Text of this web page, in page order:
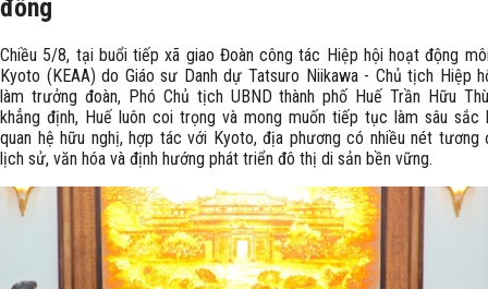
đồng
Chiều 5/8, tại buổi tiếp xã giao Đoàn công tác Hiệp hội hoạt động
Kyoto (KEAA) do Giáo sư Danh dự Tatsuro Niikawa - Chủ tịch Hiệp
làm trưởng đoàn, Phó Chủ tịch UBND thành phố Huế Trần Hữu
khẳng định, Huế luôn coi trọng và mong muốn tiếp tục làm sâu sắc
quan hệ hữu nghị, hợp tác với Kyoto, địa phương có nhiều nét tương
lịch sử, văn hóa và định hướng phát triển đô thị di sản bền vững.